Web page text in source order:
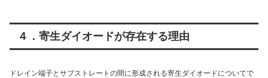
４．寄生ダイオードが存在する理由
ドレイン端子とサブストレートの間に形成される寄生ダイオードについてで